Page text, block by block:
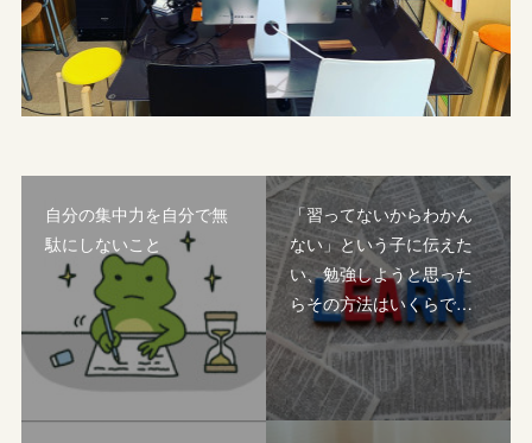
自分の集中力を自分で無
駄にしないこと
「習ってないからわかん
ない」という子に伝えた
い、勉強しようと思った
らその方法はいくらで…